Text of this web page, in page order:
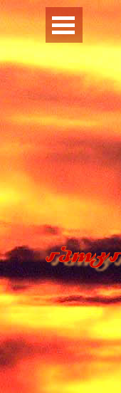
Перейти к контенту
Пропустить